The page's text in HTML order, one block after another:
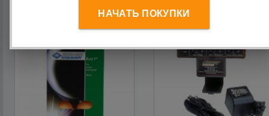
НАЧАТЬ ПОКУПКИ